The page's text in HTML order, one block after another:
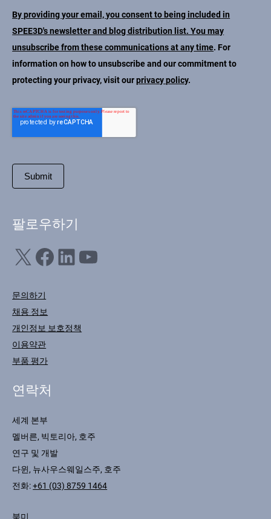
By providing your email, you consent to being included in
SPEE3D's newsletter and blog distribution list. You may
unsubscribe from these communications at any time. For
information on how to unsubscribe and our commitment to
protecting your privacy, visit ourprivacy policy.
팔로우하기
X Facebook LinkedIn YouTube
문의하기
채용 정보
개인정보 보호정책
이용약관
부품 평가
연락처
세계 본부
멜버른, 빅토리아, 호주
연구 및 개발
다윈, 뉴사우스웨일스주, 호주
전화:+61 (03) 8759 1464
북미